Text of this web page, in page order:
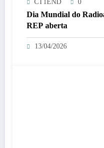
CT1END 0
Dia Mundial do
REP aberta
13/04/2026